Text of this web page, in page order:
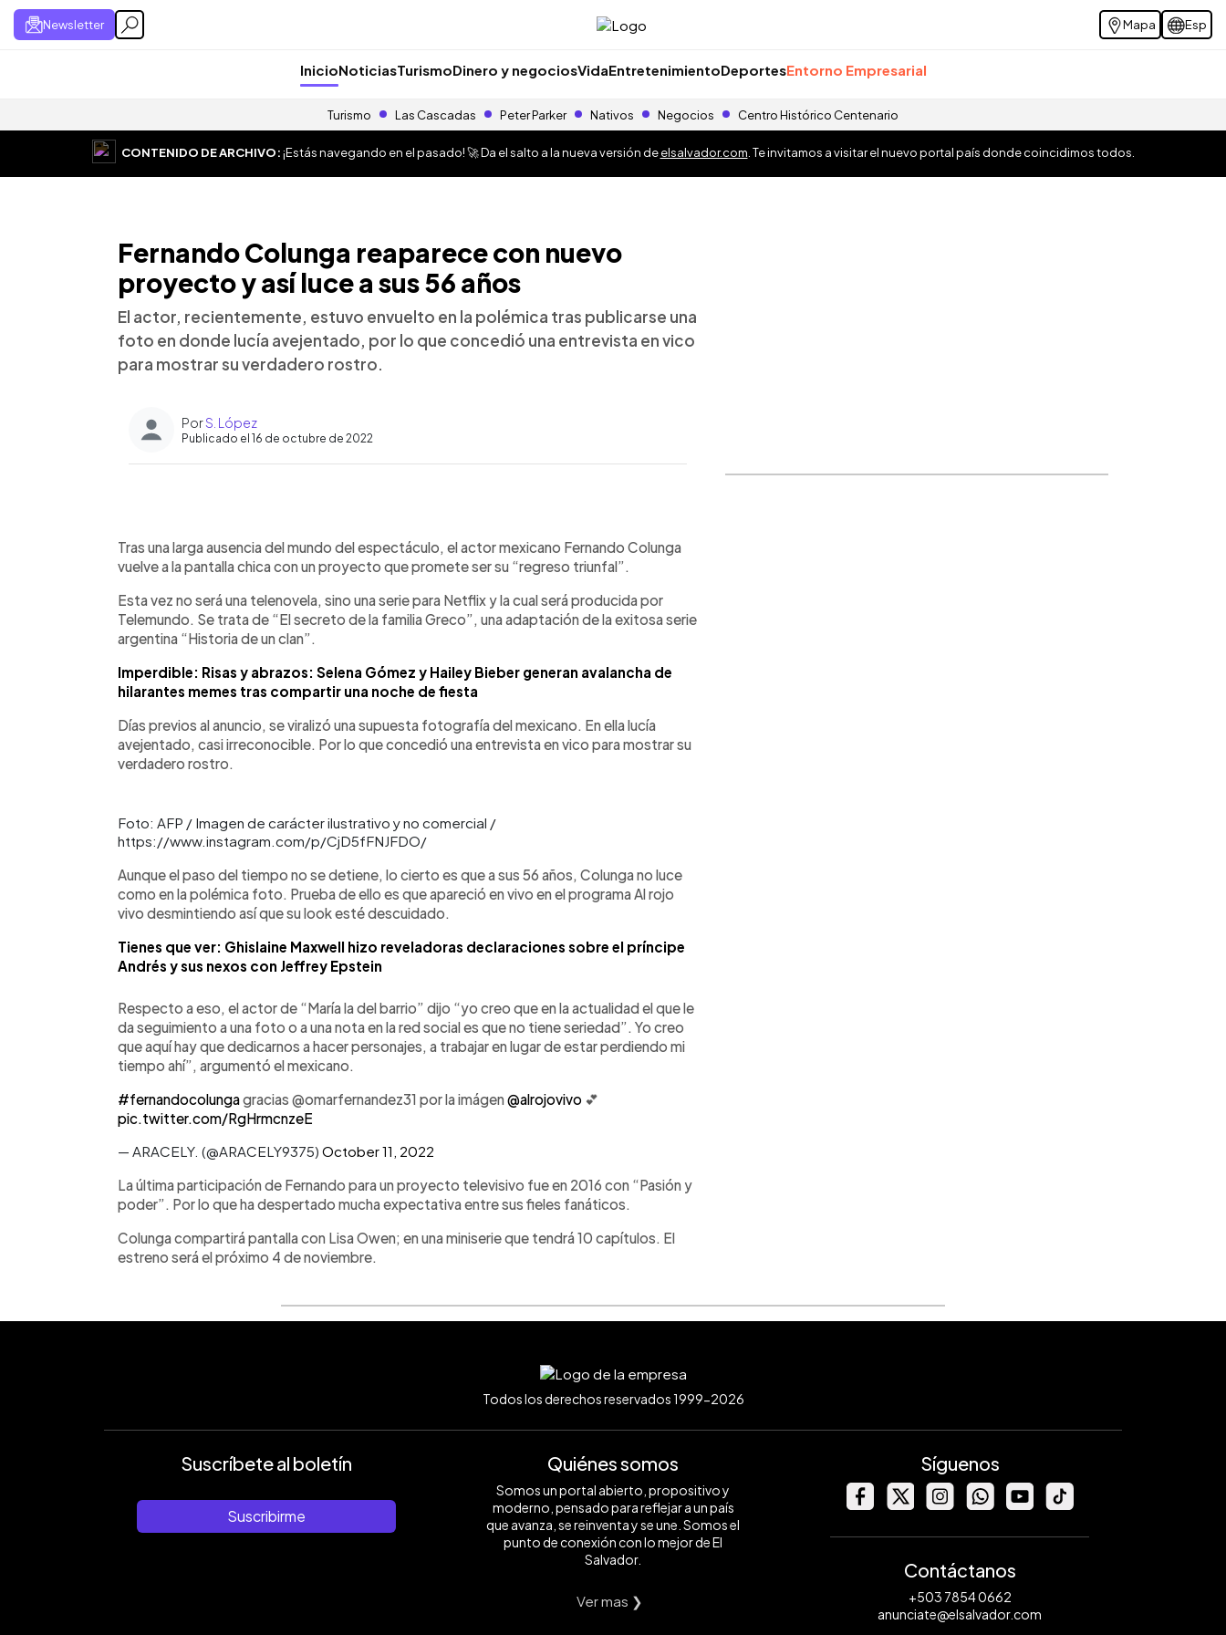
Newsletter Mapa Esp
InicioNoticiasTurismoDinero y negociosVidaEntretenimientoDeportesEntorno Empresarial
Turismo Las Cascadas Peter Parker Nativos Negocios Centro Histórico Centenario
CONTENIDO DE ARCHIVO:¡Estás navegando en el pasado! 🚀 Da el salto a la nueva versión deelsalvador.com . Te invitamos a visitar el nuevo portal país donde coincidimos todos.
Fernando Colunga reaparece con nuevo
proyecto y así luce a sus 56 años
El actor, recientemente, estuvo envuelto en la polémica tras publicarse una
foto en donde lucía avejentado, por lo que concedió una entrevista en vico
para mostrar su verdadero rostro.
PorS. López
Publicado el 16 de octubre de 2022
► Escuchar artículo
Tras una larga ausencia del mundo del espectáculo, el actor mexicano Fernando Colunga
vuelve a la pantalla chica con un proyecto que promete ser su “regreso triunfal”.
Esta vez no será una telenovela, sino una serie para Netflix y la cual será producida por
Telemundo. Se trata de “El secreto de la familia Greco”, una adaptación de la exitosa serie
argentina “Historia de un clan”.
Imperdible: Risas y abrazos: Selena Gómez y Hailey Bieber generan avalancha de
hilarantes memes tras compartir una noche de fiesta
Días previos al anuncio, se viralizó una supuesta fotografía del mexicano. En ella lucía
avejentado, casi irreconocible. Por lo que concedió una entrevista en vico para mostrar su
verdadero rostro.
Foto: AFP / Imagen de carácter ilustrativo y no comercial /
https://www.instagram.com/p/CjD5fFNJFDO/
Aunque el paso del tiempo no se detiene, lo cierto es que a sus 56 años, Colunga no luce
como en la polémica foto. Prueba de ello es que apareció en vivo en el programa Al rojo
vivo desmintiendo así que su look esté descuidado.
Tienes que ver: Ghislaine Maxwell hizo reveladoras declaraciones sobre el príncipe
Andrés y sus nexos con Jeffrey Epstein
Respecto a eso, el actor de “María la del barrio” dijo “yo creo que en la actualidad el que le
da seguimiento a una foto o a una nota en la red social es que no tiene seriedad”. Yo creo
que aquí hay que dedicarnos a hacer personajes, a trabajar en lugar de estar perdiendo mi
tiempo ahí”, argumentó el mexicano.
#fernandocolungagracias @omarfernandez31 por la imágen@alrojovivo 💕
pic.twitter.com/RgHrmcnzeE
— ARACELY. (@ARACELY9375) October 11, 2022
La última participación de Fernando para un proyecto televisivo fue en 2016 con “Pasión y
poder”. Por lo que ha despertado mucha expectativa entre sus fieles fanáticos.
Colunga compartirá pantalla con Lisa Owen; en una miniserie que tendrá 10 capítulos. El
estreno será el próximo 4 de noviembre.
Todos los derechos reservados 1999-2026
Suscríbete al boletín
Suscribirme
Quiénes somos
Somos un portal abierto, propositivo y
moderno, pensado para reflejar a un país
que avanza, se reinventa y se une. Somos el
punto de conexión con lo mejor de El
Salvador.
Ver mas ❯
Síguenos
Contáctanos
+503 7854 0662
anunciate@elsalvador.com